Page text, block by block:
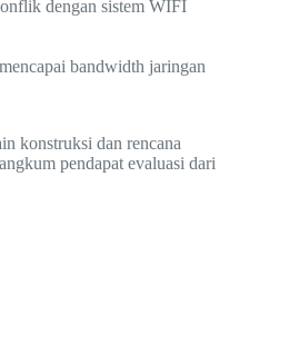
dengan sistem WIFI
bandwidth jaringan
konstruksi dan rencana
pendapat evaluasi dari